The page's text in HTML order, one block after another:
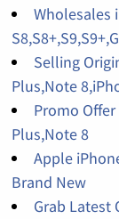
Wholesales
Selling
Plus,Note
Promo
Plus,Note 8
Apple
Brand New
Grab Latest